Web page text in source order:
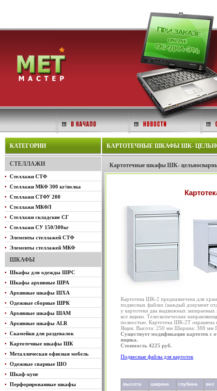
КАТЕГОРИИ
СТЕЛЛАЖИ
Стеллажи СТФ
Стеллажи МКФ 300 кг/полка
Стеллажи СТФУ 200
Стеллажи МКФЛ
Стеллажи складские СГ
Стеллажи СУ 150/300кг
Элементы стеллажей СТФ
Элементы стеллажей МКФ
ШКАФЫ
Шкафы для одежды ШРС
Шкафы архивные ШРА
Архивные шкафы ШХА
Одежные сборные ШРК
Архивные шкафы ШАМ
Архивные шкафы ALR
Скамейки для раздевалок
Картотечные шкафы ШК
Металлическая офисная мебель
Одежные сварные ШО
Шкаф-купе
Перфорированные шкафы
КАРТОТЕЧНЫЕ ШКАФЫ ШК-
Картотечные шкафы ШК-
Картотека ШК-2 предназначена для
подвесных файлах (каждый документ
у картотеки два выдвижных запираемых
все ящики. Телескопические
полностью. Картотека ШК-2Т окрашена
Ящик: Высота: 250 мм Ширина: 388 мм
Существует модификация картотек с
ящика.
Стоимость 4225 руб.
Подвесные файлы для картотек
высота ширина глубина вес